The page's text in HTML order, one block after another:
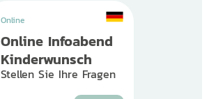
Online
Online Infoabend
Kinderwunsch
Stellen Sie Ihre Fragen